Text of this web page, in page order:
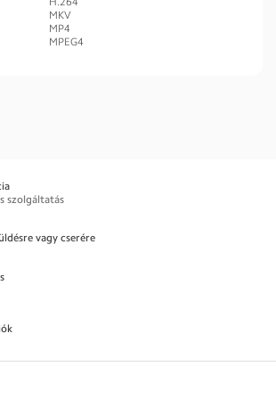
MKV
MP4
MPEG4
szolgáltatás
vagy cserére